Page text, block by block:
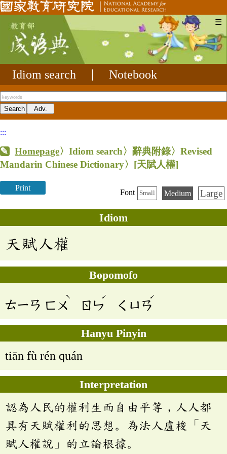
☰
Idiom search Notebook
:::
Homepage〉Idiom search〉辭典附錄〉Revised
Mandarin Chinese Dictionary〉 [天賦人權]
Print
Font Small Medium Large
Idiom
天賦人權
Bopomofo
ㄊㄧㄢ ㄈㄨ
ˋ
ㄖㄣ
ˊ
ㄑㄩㄢ
ˊ
Hanyu Pinyin
tiān fù rén quán
Interpretation
認為人民的權利生而自由平等，人人都
具有天賦權利的思想。為法人盧梭「天
賦人權說」的立論根據。